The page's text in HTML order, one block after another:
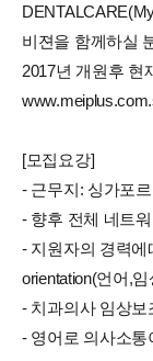
비젼을 함께하실
2017년 개원후 현
[모집요강]
- 근무지: 싱가포
- 향후 전체 네트
- 지원자의 경력에
orientation(언어,
- 치과의사 임상보
- 영어로 의사소